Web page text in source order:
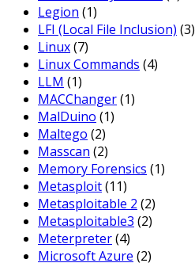
Legion (1)
LFI (Local File Inclusion) (3)
Linux(7)
Linux Commands (4)
LLM (1)
MACChanger(1)
MalDuino (1)
Maltego (2)
Masscan (2)
Memory Forensics (1)
Metasploit(11)
Metasploitable 2 (2)
Metasploitable3 (2)
Meterpreter(4)
Microsoft Azure (2)